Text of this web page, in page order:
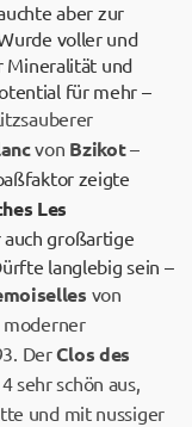
aber zur
voller und
Mineralität und
für mehr –
von Bzikot–
zeigte
Les
auch großartige
langlebig sein –
von
DerClos des
sehr schön aus,
und mit nussiger